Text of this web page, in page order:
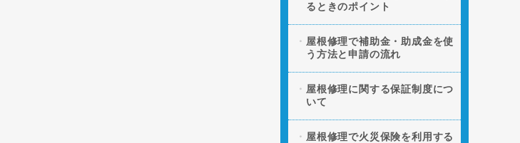
るときのポイント
屋根修理で補助金・助成金を使
う方法と申請の流れ
屋根修理に関する保証制度につ
いて
屋根修理で火災保険を利用する